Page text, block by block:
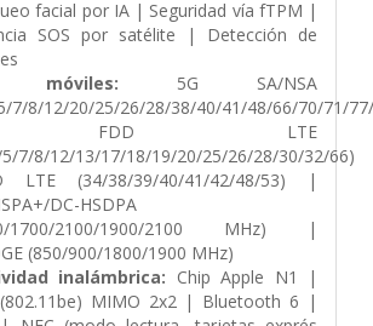
facial por IA | Seguridad vía fTPM |
SOS por satélite | Detección de
móviles: 5G SA/NSA
7/8/12/20/25/26/28/38/40/41/48/66/70/71/
LTE
7/8/12/13/17/18/19/20/25/26/28/30/32/66)
(34/38/39/40/41/42/48/53) |
DC-HSDPA
1700/2100/1900/2100 MHz) |
(850/900/1800/1900 MHz)
inalámbrica: Chip Apple N1 |
MIMO 2x2 | Bluetooth 6 |